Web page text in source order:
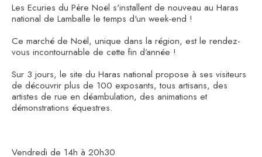
Les Ecuries du Père Noël s'installent de nouveau au Haras
national de Lamballe le temps d'un week-end !
Ce marché de Noël, unique dans la région, est le rendez-
vous incontournable de cette fin d’année !
Sur 3 jours, le site du Haras national propose à ses visiteurs
de découvrir plus de 100 exposants, tous artisans, des
artistes de rue en déambulation, des animations et
démonstrations équestres.
Vendredi de 14h à 20h30